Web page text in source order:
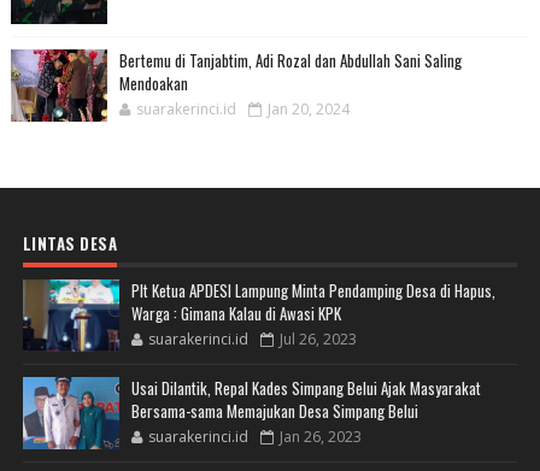
Bertemu di Tanjabtim, Adi Rozal dan Abdullah Sani Saling
Mendoakan
suarakerinci.id Jan 20, 2024
LINTAS DESA
Plt Ketua APDESI Lampung Minta Pendamping Desa di Hapus,
Warga : Gimana Kalau di Awasi KPK
suarakerinci.id Jul 26, 2023
Usai Dilantik, Repal Kades Simpang Belui Ajak Masyarakat
Bersama-sama Memajukan Desa Simpang Belui
suarakerinci.id Jan 26, 2023